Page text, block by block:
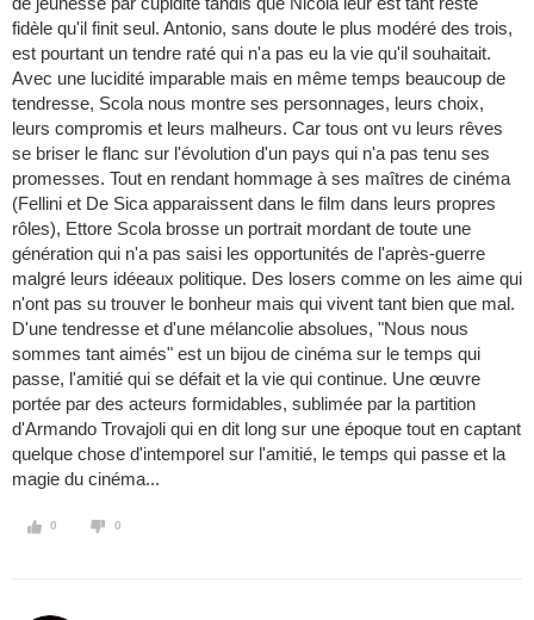
fidèle qu'il finit seul. Antonio, sans doute le plus modéré des trois,
est pourtant un tendre raté qui n'a pas eu la vie qu'il souhaitait.
Avec une lucidité imparable mais en même temps beaucoup de
tendresse, Scola nous montre ses personnages, leurs choix,
leurs compromis et leurs malheurs. Car tous ont vu leurs rêves
se briser le flanc sur l'évolution d'un pays qui n'a pas tenu ses
promesses. Tout en rendant hommage à ses maîtres de cinéma
(Fellini et De Sica apparaissent dans le film dans leurs propres
rôles), Ettore Scola brosse un portrait mordant de toute une
génération qui n'a pas saisi les opportunités de l'après-guerre
malgré leurs idéeaux politique. Des losers comme on les aime qui
n'ont pas su trouver le bonheur mais qui vivent tant bien que mal.
D'une tendresse et d'une mélancolie absolues, "Nous nous
sommes tant aimés" est un bijou de cinéma sur le temps qui
passe, l'amitié qui se défait et la vie qui continue. Une œuvre
portée par des acteurs formidables, sublimée par la partition
d'Armando Trovajoli qui en dit long sur une époque tout en captant
quelque chose d'intemporel sur l'amitié, le temps qui passe et la
magie du cinéma...
0 0